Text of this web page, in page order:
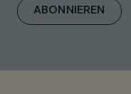
ABONNIEREN